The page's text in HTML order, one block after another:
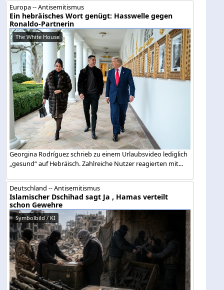
Europa -- Antisemitismus
Ein hebräisches Wort genügt: Hasswelle gegen
Ronaldo-Partnerin
The White House
Georgina Rodríguez schrieb zu einem Urlaubsvideo lediglich
„gesund“ auf Hebräisch. Zahlreiche Nutzer reagierten mit...
Deutschland -- Antisemitismus
Islamischer Dschihad sagt Ja , Hamas verteilt
schon Gewehre
Symbolbild / KI